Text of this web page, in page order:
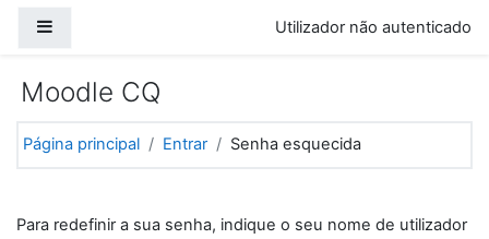
Utilizador não autenticado
Moodle CQ
Página principal Entrar Senha esquecida
Para redefinir a sua senha, indique o seu nome de utilizador